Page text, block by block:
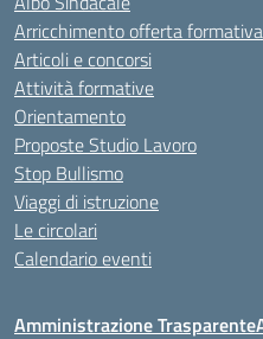
Arricchimento offerta formativa
Articoli e concorsi
Attività formative
Orientamento
Proposte Studio Lavoro
Stop Bullismo
Viaggi di istruzione
Le circolari
Calendario eventi
Amministrazione Trasparente